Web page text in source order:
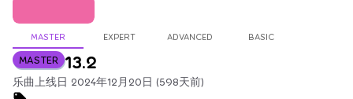
MASTER EXPERT ADVANCED BASIC
MASTER 13.2
乐曲上线日 2024年12月20日 (598天前)